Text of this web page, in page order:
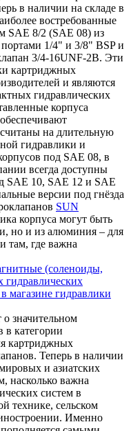
в наличии на складе в
востребованные
SAE 8/2 (SAE 08) из
1/4" и 3/8" BSP и
3/4-16UNF-2B. Эти
картриджных
и являются
гидравлических
корпуса
на длительную
гидравлики и
под SAE 08, в
всегда доступны
SAE 10, SAE 12 и SAE
версии под гнёзда
SUN
корпуса могут быть
но и из алюминия – для
там, где важна
(соленоиды,
гидравлических
магазине гидравлики
значительном
в категории
картриджных
Теперь в наличии
и азиатских
насколько важна
систем в
технике, сельском
Именно